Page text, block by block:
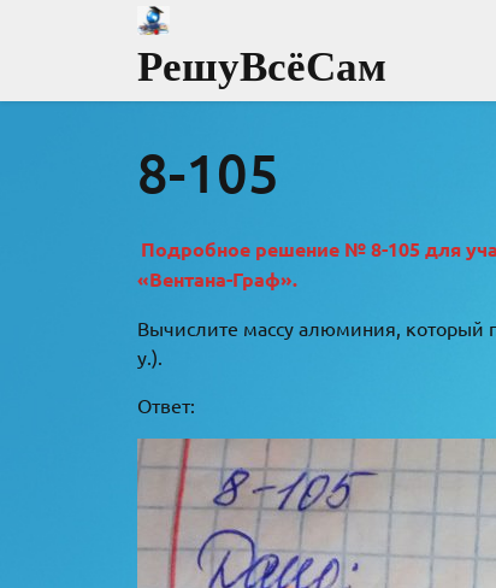
РешуВсёСам
8-105
Подробное решение № 8-105 для
«Вентана-Граф».
Вычислите массу алюминия, который
у.).
Ответ: